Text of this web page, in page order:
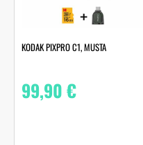
KODAK PIXPRO C1, MUSTA
99,90€